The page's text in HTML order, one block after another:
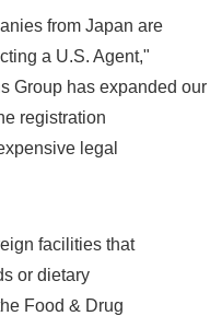
from Japan are
a U.S. Agent,"
Group has expanded our
registration
legal
facilities that
or dietary
Food & Drug